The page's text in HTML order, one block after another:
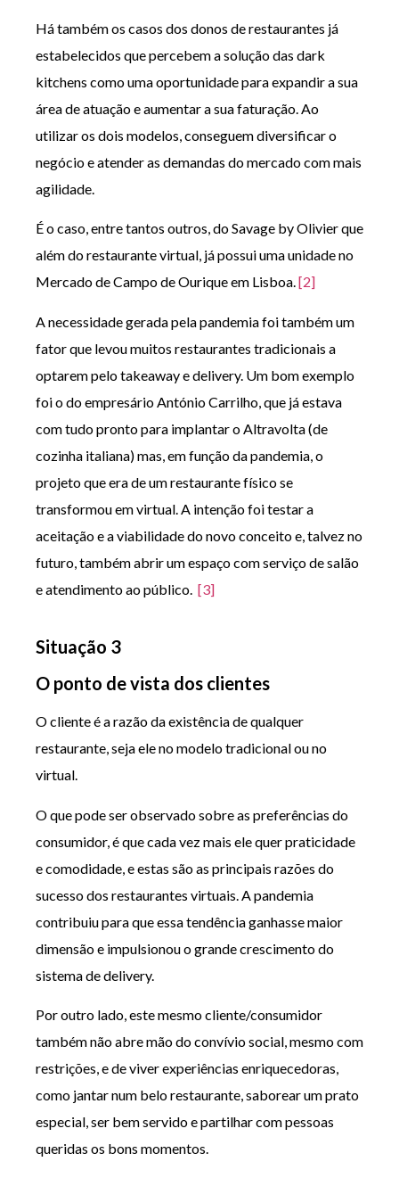
Há também os casos dos donos de restaurantes já
estabelecidos que percebem a solução das dark
kitchens como uma oportunidade para expandir a sua
área de atuação e aumentar a sua faturação. Ao
utilizar os dois modelos, conseguem diversificar o
negócio e atender as demandas do mercado com mais
agilidade.
É o caso, entre tantos outros, do Savage by Olivier que
além do restaurante virtual, já possui uma unidade no
Mercado de Campo de Ourique em Lisboa.[2]
A necessidade gerada pela pandemia foi também um
fator que levou muitos restaurantes tradicionais a
optarem pelo takeaway e delivery. Um bom exemplo
foi o do empresário António Carrilho, que já estava
com tudo pronto para implantar o Altravolta (de
cozinha italiana) mas, em função da pandemia, o
projeto que era de um restaurante físico se
transformou em virtual. A intenção foi testar a
aceitação e a viabilidade do novo conceito e, talvez no
futuro, também abrir um espaço com serviço de salão
e atendimento ao público. [3]
Situação 3
O ponto de vista dos clientes
O cliente é a razão da existência de qualquer
restaurante, seja ele no modelo tradicional ou no
virtual.
O que pode ser observado sobre as preferências do
consumidor, é que cada vez mais ele quer praticidade
e comodidade, e estas são as principais razões do
sucesso dos restaurantes virtuais. A pandemia
contribuiu para que essa tendência ganhasse maior
dimensão e impulsionou o grande crescimento do
sistema de delivery.
Por outro lado, este mesmo cliente/consumidor
também não abre mão do convívio social, mesmo com
restrições, e de viver experiências enriquecedoras,
como jantar num belo restaurante, saborear um prato
especial, ser bem servido e partilhar com pessoas
queridas os bons momentos.